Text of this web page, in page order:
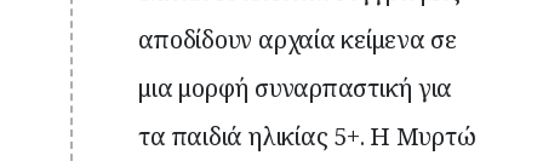
αποδίδουν αρχαία κείμενα σε
μια μορφή συναρπαστική για
τα παιδιά ηλικίας 5+. Η Μυρτώ